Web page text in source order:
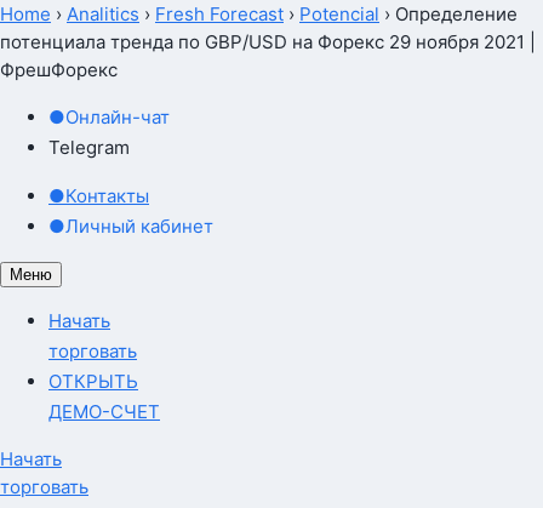
Home › Analitics › Fresh Forecast › Potencial › Определение
потенциала тренда по GBP/USD на Форекс 29 ноября 2021 |
ФрешФорекс
●Онлайн-чат
Telegram
●Контакты
●Личный кабинет
Меню
Начать
торговать
ОТКРЫТЬ
ДЕМО-СЧЕТ
Начать
торговать